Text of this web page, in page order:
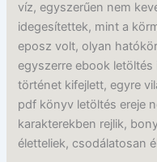
víz, egyszerűen nem
idegesítettek, mint a
eposz volt, olyan
egyszerre ebook
történet kifejlett, egyre
pdf könyv letöltés ereje
karakterekben rejlik,
életteliek, csodálatosan